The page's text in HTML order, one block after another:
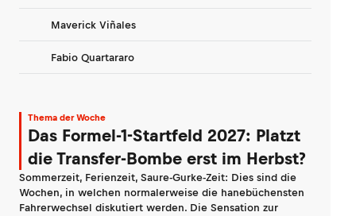
Maverick Viñales
Fabio Quartararo
Thema der Woche
Das Formel-1-Startfeld 2027: Platzt
die Transfer-Bombe erst im Herbst?
Sommerzeit, Ferienzeit, Saure-Gurke-Zeit: Dies sind die
Wochen, in welchen normalerweise die hanebüchensten
Fahrerwechsel diskutiert werden. Die Sensation zur